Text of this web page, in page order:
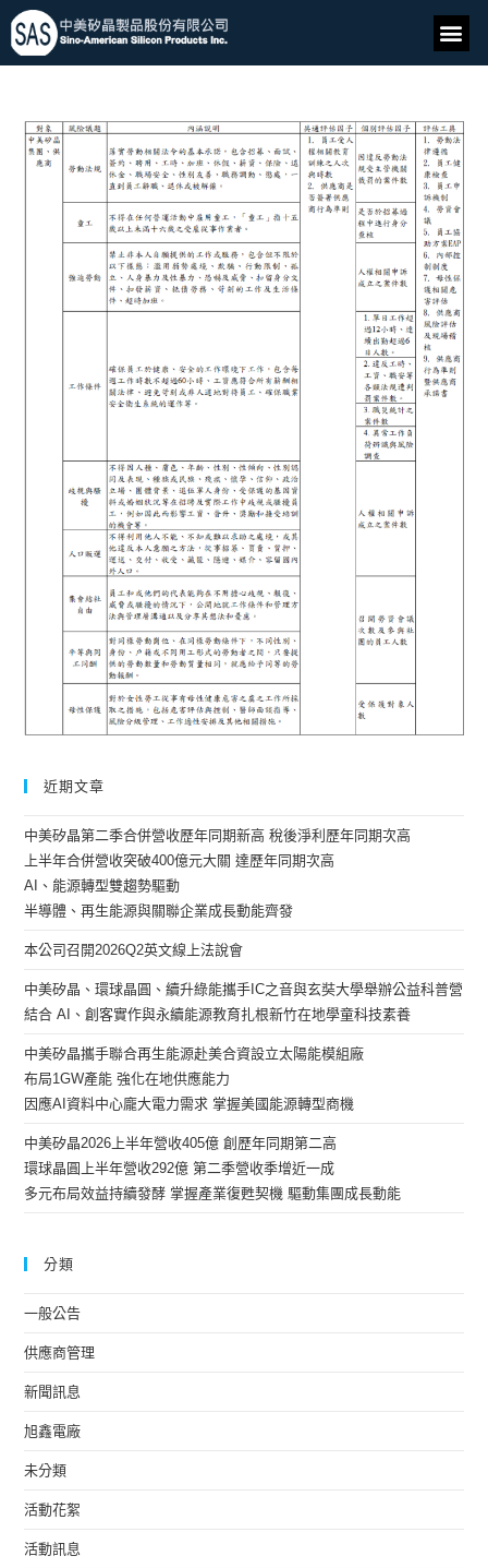
近期文章
中美矽晶第二季合併營收歷年同期新高 稅後淨利歷年同期次高
上半年合併營收突破400億元大關 達歷年同期次高
AI、能源轉型雙趨勢驅動
半導體、再生能源與關聯企業成長動能齊發
本公司召開2026Q2英文線上法說會
中美矽晶、環球晶圓、續升綠能攜手IC之音與玄奘大學舉辦公益科普營
結合 AI、創客實作與永續能源教育扎根新竹在地學童科技素養
中美矽晶攜手聯合再生能源赴美合資設立太陽能模組廠
布局1GW產能 強化在地供應能力
因應AI資料中心龐大電力需求 掌握美國能源轉型商機
中美矽晶2026上半年營收405億 創歷年同期第二高
環球晶圓上半年營收292億 第二季營收季增近一成
多元布局效益持續發酵 掌握產業復甦契機 驅動集團成長動能
分類
一般公告
供應商管理
新聞訊息
旭鑫電廠
未分類
活動花絮
活動訊息